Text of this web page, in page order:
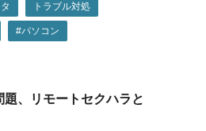
トラブル対処
#パソコン
題、リモートセクハラと